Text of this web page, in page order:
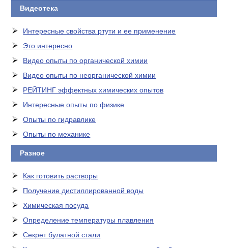
Видеотека
Интересные свойства ртути и ее применение
Это интересно
Видео опыты по органической химии
Видео опыты по неорганической химии
РЕЙТИНГ эффектных химических опытов
Интересные опыты по физике
Опыты по гидравлике
Опыты по механике
Разное
Как готовить растворы
Получение дистиллированной воды
Химическая посуда
Определение температуры плавления
Секрет булатной стали